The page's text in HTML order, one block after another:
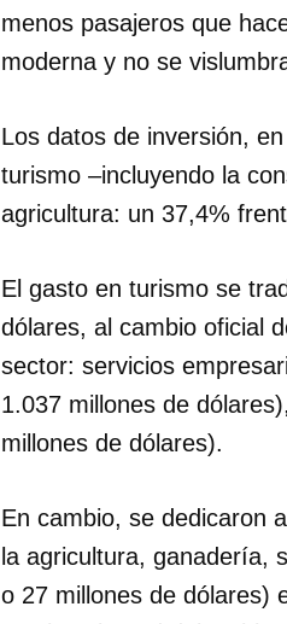
menos pasajeros que
moderna y no se
Los datos de inversión,
turismo –incluyendo la
agricultura: un 37,4%
El gasto en turismo se
dólares, al cambio oficial
sector: servicios
1.037 millones de
millones de dólares).
En cambio, se dedicaron
la agricultura, ganadería,
o 27 millones de dólares)